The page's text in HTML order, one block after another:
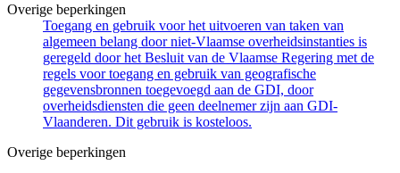
Overige beperkingen
Toegang en gebruik voor het uitvoeren van taken van
algemeen belang door niet-Vlaamse overheidsinstanties is
geregeld door het Besluit van de Vlaamse Regering met de
regels voor toegang en gebruik van geografische
gegevensbronnen toegevoegd aan de GDI, door
overheidsdiensten die geen deelnemer zijn aan GDI-
Vlaanderen. Dit gebruik is kosteloos.
Overige beperkingen